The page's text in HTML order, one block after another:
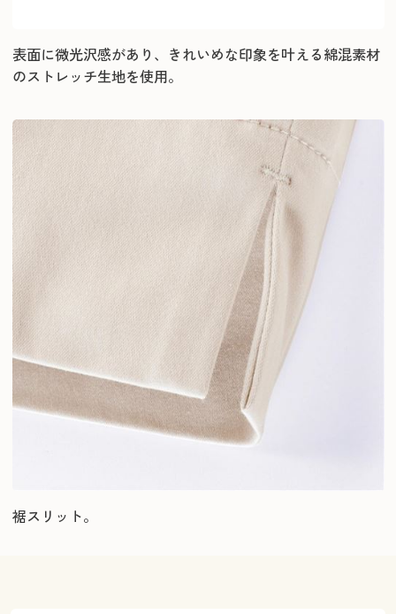
表面に微光沢感があり、きれいめな印象を叶える綿混素材
のストレッチ生地を使用。
裾スリット。